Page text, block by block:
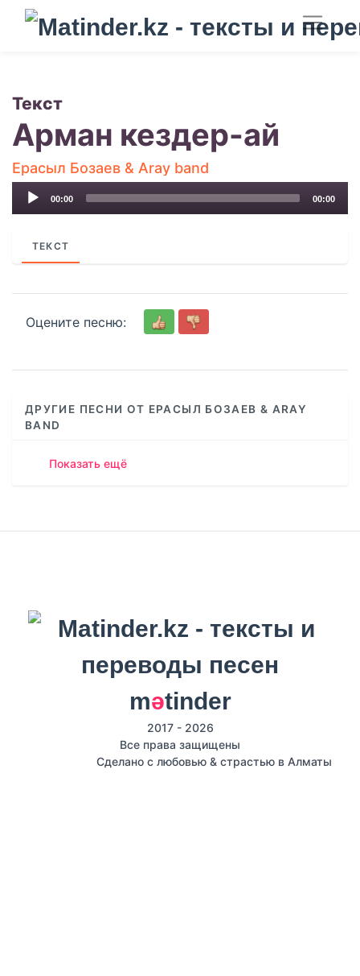
Текст
Арман кездер-ай
Ерасыл Бозаев & Aray band
Audio
00:00 00:00
ТЕКСТ
Оцените песню:
ДРУГИЕ ПЕСНИ ОТ ЕРАСЫЛ БОЗАЕВ & ARAY
BAND
Показать ещё
mәtinder
2017 - 2026
Все права защищены
Сделано с любовью & страстью в Алматы